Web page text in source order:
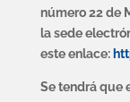
número 22 de
la sede
este enlace:
Se tendrá que